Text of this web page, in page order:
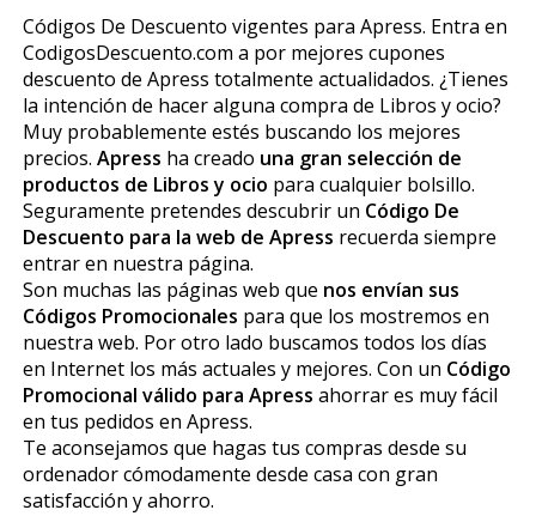
Códigos De Descuento vigentes para Apress. Entra en
CodigosDescuento.com a por mejores cupones
descuento de Apress totalmente actualidados. ¿Tienes
la intención de hacer alguna compra de Libros y ocio?
Muy probablemente estés buscando los mejores
precios. Apress ha creado una gran selección de
productos de Libros y ocio para cualquier bolsillo.
Seguramente pretendes descubrir un Código De
Descuento para la web de Apress recuerda siempre
entrar en nuestra página.
Son muchas las páginas web que nos envían sus
Códigos Promocionales para que los mostremos en
nuestra web. Por otro lado buscamos todos los días
en Internet los más actuales y mejores. Con un Código
Promocional válido para Apress ahorrar es muy fácil
en tus pedidos en Apress.
Te aconsejamos que hagas tus compras desde su
ordenador cómodamente desde casa con gran
satisfacción y ahorro.